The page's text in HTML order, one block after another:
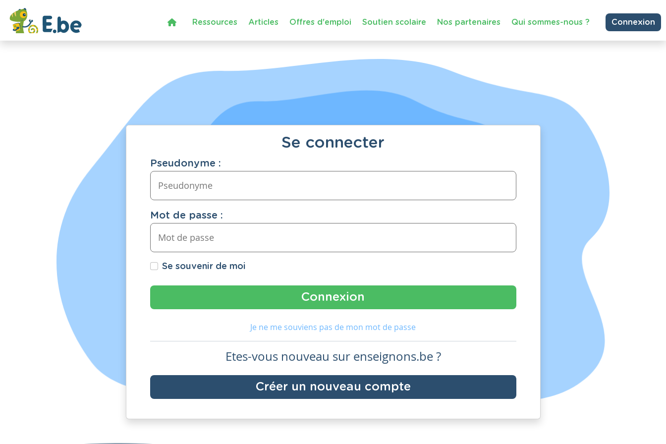
Ressources Articles Offres d'emploi Soutien scolaire Nos partenaires Qui sommes-nous ? Connexion
Se connecter
Pseudonyme :
Mot de passe :
Se souvenir de moi
Je ne me souviens pas de mon mot de passe
Etes-vous nouveau sur enseignons.be ?
Créer un nouveau compte